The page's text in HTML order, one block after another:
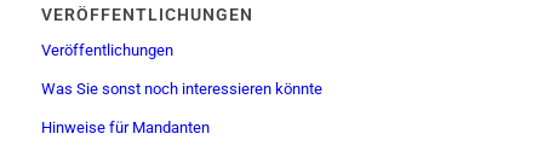
VERÖFFENTLICHUNGEN
Veröffentlichungen
Was Sie sonst noch interessieren könnte
Hinweise für Mandanten